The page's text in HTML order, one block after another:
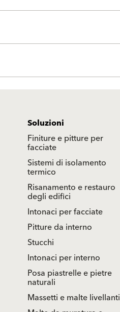
Soluzioni
Finiture e pitture per
facciate
Sistemi di isolamento
termico
Risanamento e restauro
degli edifici
Intonaci per facciate
Pitture da interno
Stucchi
Intonaci per interno
Posa piastrelle e pietre
naturali
Massetti e malte livellanti